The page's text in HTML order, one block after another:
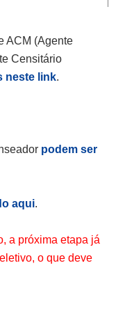
ACM (Agente
Censitário
neste link.
podem ser
aqui.
a próxima etapa já
o que deve